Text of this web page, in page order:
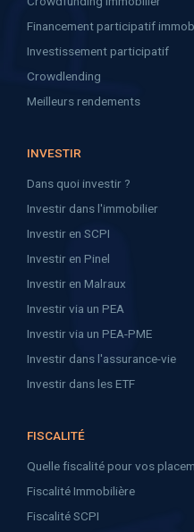
Financement participatif
Investissement participatif
Crowdlending
Meilleurs rendements
INVESTIR
Dans quoi investir ?
Investir dans l'immobilier
Investir en SCPI
Investir en Pinel
Investir en Malraux
Investir via un PEA
Investir via un PEA-PME
Investir dans l'assurance-vie
Investir dans les ETF
FISCALITÉ
Quelle fiscalité pour vos
Fiscalité Immobilière
Fiscalité SCPI